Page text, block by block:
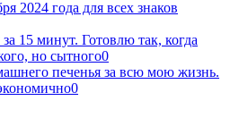
2024 года для всех знаков
15 минут. Готовлю так, когда
но сытного0
печенья за всю мою жизнь.
0